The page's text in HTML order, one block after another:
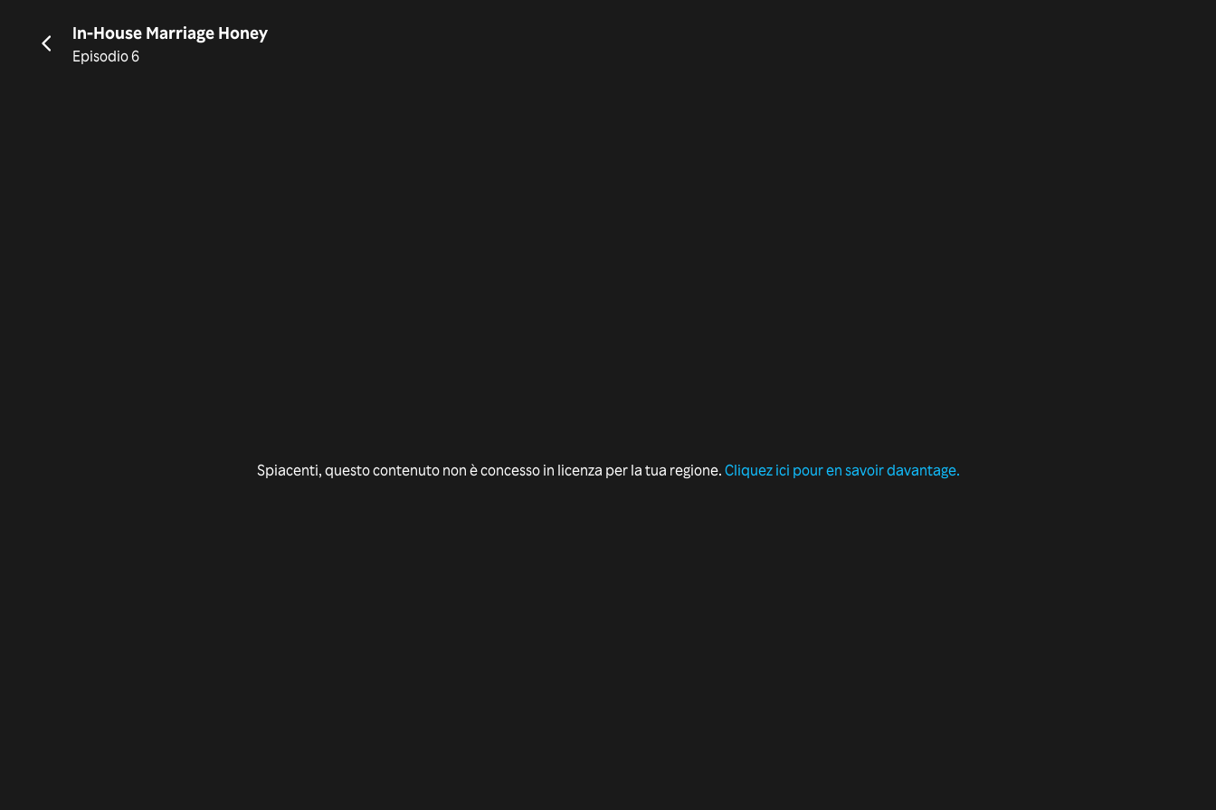
In-House Marriage Honey
Episodio 6
Spiacenti, questo contenuto non è concesso in licenza per la tua regione.Cliquez ici pour en savoir davantage.